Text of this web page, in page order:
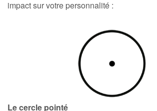
impact sur votre personnalité :
Le cercle pointé